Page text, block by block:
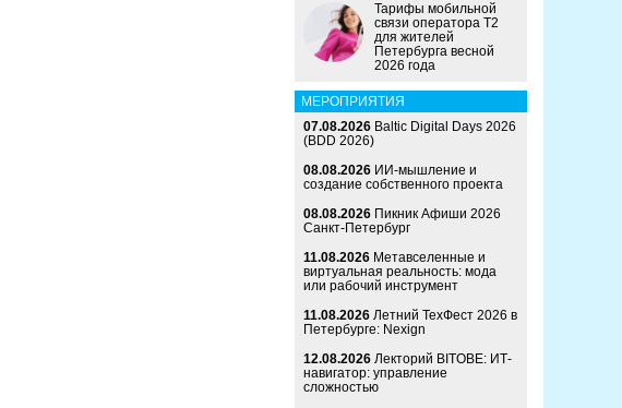
Тарифы мобильной
связи оператора Т2
для жителей
Петербурга весной
2026 года
МЕРОПРИЯТИЯ
07.08.2026 Baltic Digital Days 2026
(BDD 2026)
08.08.2026 ИИ-мышление и
создание собственного проекта
08.08.2026 Пикник Афиши 2026
Санкт-Петербург
11.08.2026 Метавселенные и
виртуальная реальность: мода
или рабочий инструмент
11.08.2026 Летний ТехФест 2026 в
Петербурге: Nexign
12.08.2026 Лекторий BITOBE: ИТ-
навигатор: управление
сложностью